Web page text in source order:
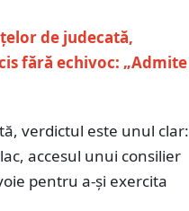
de judecată,
fără echivoc: „Admite
verdictul este unul clar:
accesul unui consilier
pentru a-și exercita